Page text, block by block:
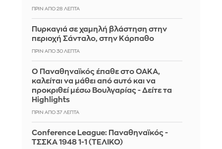
ΠΡΙΝ ΑΠΌ 28 ΛΕΠΤΆ
Πυρκαγιά σε χαμηλή βλάστηση στην
περιοχή Σάνταλο, στην Κάρπαθο
ΠΡΙΝ ΑΠΌ 30 ΛΕΠΤΆ
Ο Παναθηναϊκός έπαθε στο ΟΑΚΑ,
καλείται να μάθει από αυτό και να
προκριθεί μέσω Βουλγαρίας - Δείτε τα
Highlights
ΠΡΙΝ ΑΠΌ 37 ΛΕΠΤΆ
Conference League: Παναθηναϊκός -
ΤΣΣΚΑ 1948 1-1 (ΤΕΛΙΚΟ)